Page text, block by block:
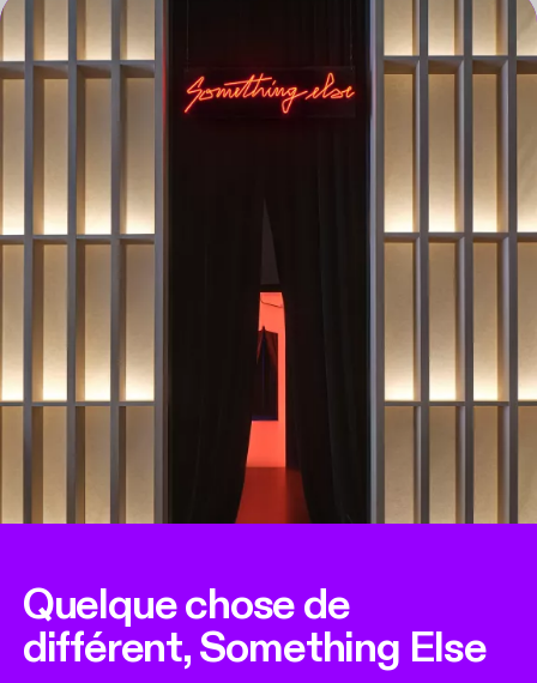
Quelque chose de
différent, Something Else